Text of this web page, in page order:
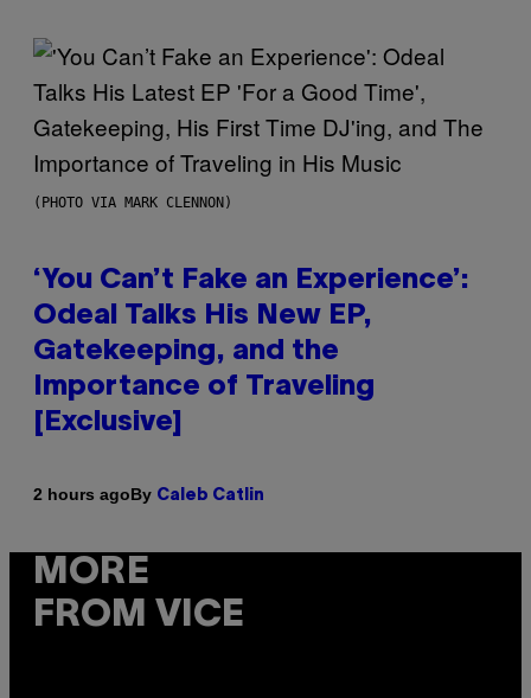
(PHOTO VIA MARK CLENNON)
‘You Can’t Fake an Experience’:
Odeal Talks His New EP,
Gatekeeping, and the
Importance of Traveling
[Exclusive]
2 hours agoBy Caleb Catlin
MORE
FROM VICE